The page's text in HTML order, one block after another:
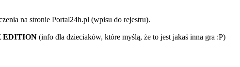
na stronie Portal24h.pl (wpisu do rejestru).
EDITION (info dla dzieciaków, które myślą, że to jest jakaś inna gra :P)